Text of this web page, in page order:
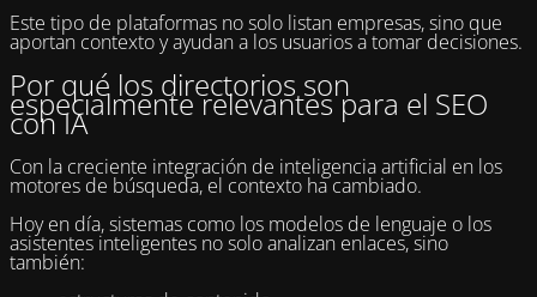
Este tipo de plataformas no solo listan empresas, sino que
aportan contexto y ayudan a los usuarios a tomar decisiones.
Por qué los directorios son
especialmente relevantes para el SEO
con IA
Con la creciente integración de inteligencia artificial en los
motores de búsqueda, el contexto ha cambiado.
Hoy en día, sistemas como los modelos de lenguaje o los
asistentes inteligentes no solo analizan enlaces, sino
también: